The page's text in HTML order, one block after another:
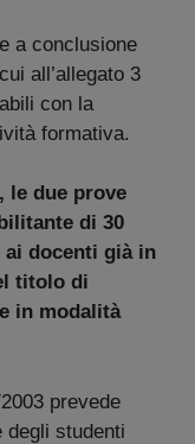
a conclusione
all’allegato 3
con la
formativa.
le due prove
di 30
ai docenti già in
titolo di
in modalità
prevede
degli studenti